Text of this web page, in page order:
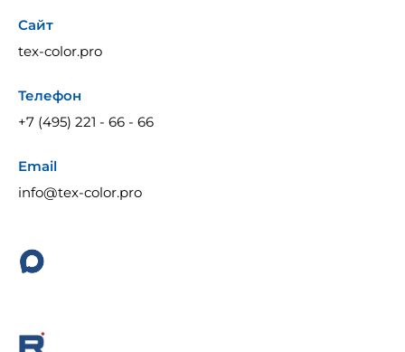
Сайт
tex-color.pro
Телефон
+7 (495) 221 - 66 - 66
Email
info@tex-color.pro